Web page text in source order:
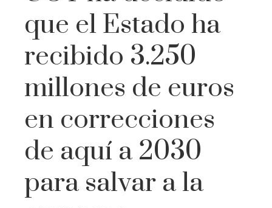
que el Estado ha
recibido 3.250
millones de euros
en correcciones
de aquí a 2030
para salvar a la